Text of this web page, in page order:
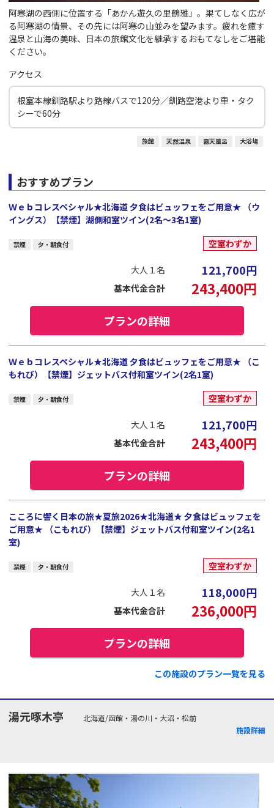
阿寒湖の西側に位置する「あかん遊久の里鶴雅」。果てしなく広が
る阿寒湖の情景、その先には阿寒の山並みを望みます。疲れを癒す
温泉と山海の美味、日本の旅館文化を継承するおもてなしをご堪能
ください。
アクセス
根室本線釧路駅より路線バスで120分／釧路空港より車・タク
シーで60分
旅館 天然温泉 露天風呂 大浴場
おすすめプラン
Ｗｅｂコレスペシャル★北海道 夕食はビュッフェをご用意★ （ウ
イングス）【禁煙】湖側和室ツイン(2名～3名1室)
禁煙 夕・朝食付 空室わずか
大人１名 121,700円
基本代金合計 243,400円
プランの詳細
Ｗｅｂコレスペシャル★北海道 夕食はビュッフェをご用意★ （こ
もれび）【禁煙】ジェットバス付和室ツイン(2名1室)
禁煙 夕・朝食付 空室わずか
大人１名 121,700円
基本代金合計 243,400円
プランの詳細
こころに響く日本の旅★夏旅2026★北海道★ 夕食はビュッフェを
ご用意★ （こもれび）【禁煙】ジェットバス付和室ツイン(2名1
室)
禁煙 夕・朝食付 空室わずか
大人１名 118,000円
基本代金合計 236,000円
プランの詳細
この施設のプラン一覧を見る
湯元啄木亭
北海道/函館・湯の川・大沼・松前
施設詳細